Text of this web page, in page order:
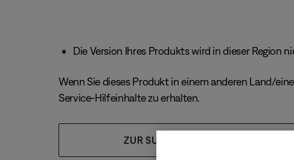
Die Version Ihres Produkts wird in dieser Region
Wenn Sie dieses Produkt in einem anderen Land/
Service-Hilfeinhalte zu erhalten.
ZUR SUPPORT-HOMEPAGE